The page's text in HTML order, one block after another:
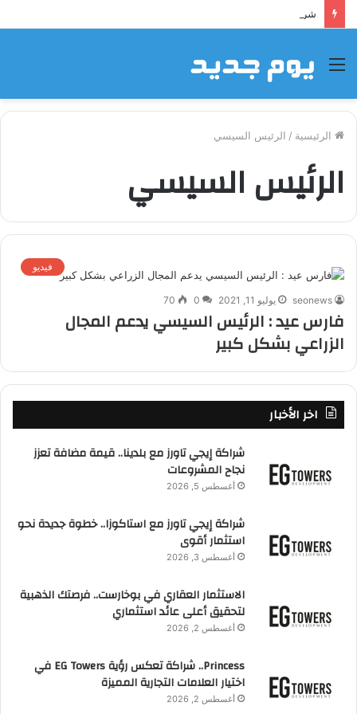
شراكة إيجي تاورز مع بلدينا.. قيمة مضافة تعزز نجاح المشروعات
القائمة
الرئيسية / الرئيس السيسي
الرئيس السيسي
فيديو
seonews يوليو 11, 2021 0
70
فارس عيد : الرئيس السيسي يدعم المجال
الزراعي بشكل كبير
اخر الأخبار
شراكة إيجي تاورز مع بلدينا.. قيمة مضافة تعزز
نجاح المشروعات
أغسطس 5, 2026
شراكة إيجي تاورز مع استاكوزا.. خطوة جديدة نحو
استثمار أقوى
أغسطس 3, 2026
الاستثمار العقاري في بوخارست.. فرصتك الذهبية
لتحقيق أعلى عائد استثماري
أغسطس 2, 2026
Princess.. شراكة تعكس رؤية EG Towers في
اختيار العلامات التجارية المميزة
أغسطس 2, 2026